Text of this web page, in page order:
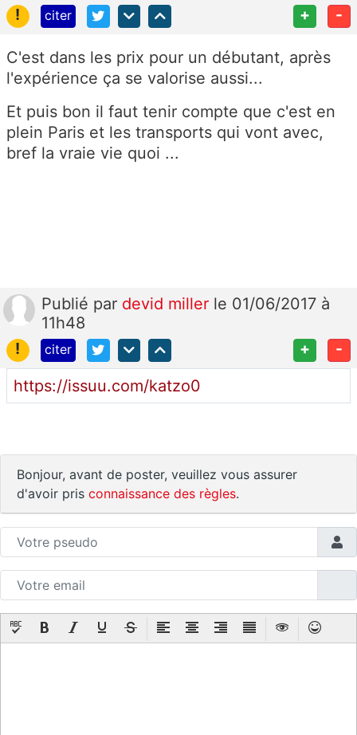
!
citer + -
C'est dans les prix pour un débutant, après
l'expérience ça se valorise aussi...
Et puis bon il faut tenir compte que c'est en
plein Paris et les transports qui vont avec,
bref la vraie vie quoi ...
Publié par devid miller le 01/06/2017 à
11h48
!
citer +
-
https://issuu.com/katzo0
Bonjour, avant de poster, veuillez vous assurer
d'avoir pris connaissance des règles.